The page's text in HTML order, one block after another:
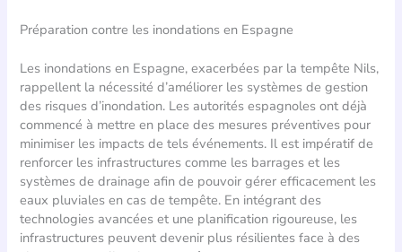
Préparation contre les inondations en Espagne
Les inondations en Espagne, exacerbées par la tempête Nils,
rappellent la nécessité d’améliorer les systèmes de gestion
des risques d’inondation. Les autorités espagnoles ont déjà
commencé à mettre en place des mesures préventives pour
minimiser les impacts de tels événements. Il est impératif de
renforcer les infrastructures comme les barrages et les
systèmes de drainage afin de pouvoir gérer efficacement les
eaux pluviales en cas de tempête. En intégrant des
technologies avancées et une planification rigoureuse, les
infrastructures peuvent devenir plus résilientes face à des